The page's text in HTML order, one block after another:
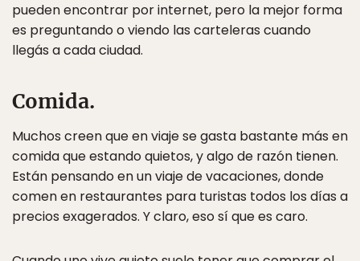
pueden encontrar por internet, pero la mejor forma
es preguntando o viendo las carteleras cuando
llegás a cada ciudad.
Comida.
Muchos creen que en viaje se gasta bastante más en
comida que estando quietos, y algo de razón tienen.
Están pensando en un viaje de vacaciones, donde
comen en restaurantes para turistas todos los días a
precios exagerados. Y claro, eso sí que es caro.